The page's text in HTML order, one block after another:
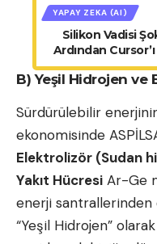
YAPAY ZEKA (AI)
Silikon Vadisi
Ardından
B) Yeşil Hidrojen
Sürdürülebilir
ekonomisinde
Elektrolizör (Sudan
Yakıt Hücresi Ar-Ge
enerji
“Yeşil Hidrojen”